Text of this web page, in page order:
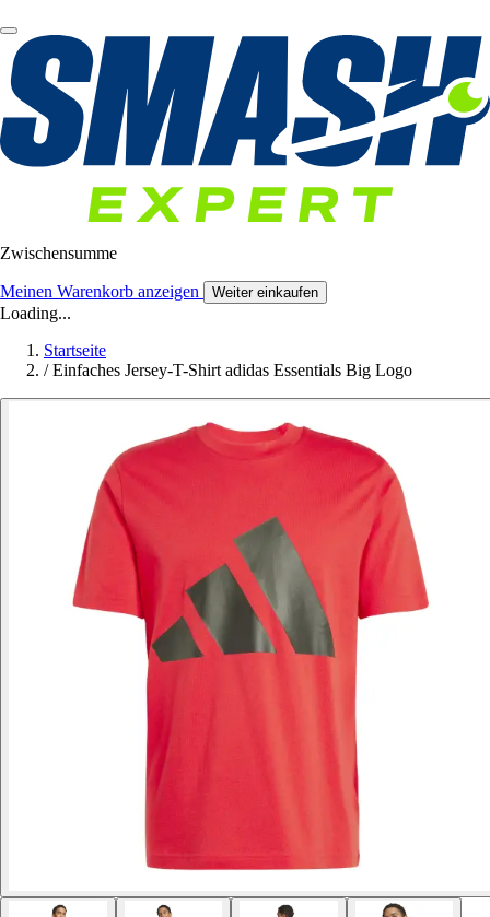
Zwischensumme
Meinen Warenkorb anzeigen Weiter einkaufen
Loading...
Startseite
/ Einfaches Jersey-T-Shirt adidas Essentials Big Logo